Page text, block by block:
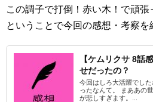
この調子で打倒！赤い木！で頑張
ということで今回の感想・考察を
【ケムリクサ 8話
せだったの？
今回はしろ大活躍でし
ったなんて。 まああの
が悲しすぎます。...